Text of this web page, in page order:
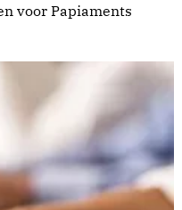
voor Papiaments